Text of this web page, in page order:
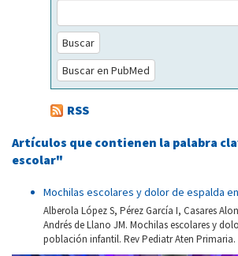
Buscar
Buscar en PubMed
RSS
Artículos que contienen la palabra
escolar"
Mochilas escolares y dolor de espalda
Alberola López S, Pérez García I, Casares
Andrés de Llano JM. Mochilas escolares y
población infantil. Rev Pediatr Aten Primaria.